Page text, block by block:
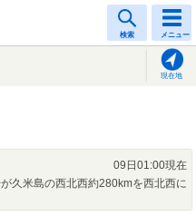
検索 メニュー
現在地
09日01:00現在
久米島の西北西約280kmを西北西に